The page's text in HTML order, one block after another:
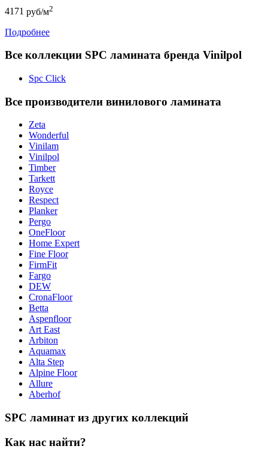
4171 руб/м2
Подробнее
Все коллекции SPC ламината бренда Vinilpol
Spc Click
Все производители винилового ламината
Zeta
Wonderful
Vinilam
Vinilpol
Timber
Tarkett
Royce
Respect
Planker
Pergo
OneFloor
Home Expert
Fine Floor
FirmFit
Fargo
DEW
CronaFloor
Betta
Aspenfloor
Art East
Arbiton
Aquamax
Alta Step
Alpine Floor
Allure
Aberhof
SPC ламинат из других коллекций
Как нас найти?